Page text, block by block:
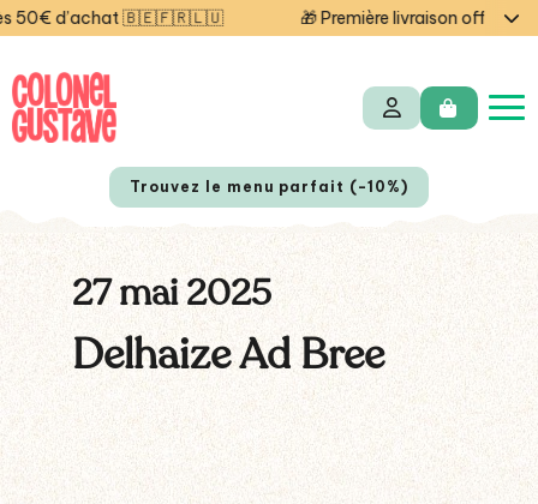
50€ d’achat 🇧🇪🇫🇷🇱🇺 🎁 Première livraison offerte
Trouvez le menu parfait (-10%)
27 mai 2025
Delhaize Ad Bree